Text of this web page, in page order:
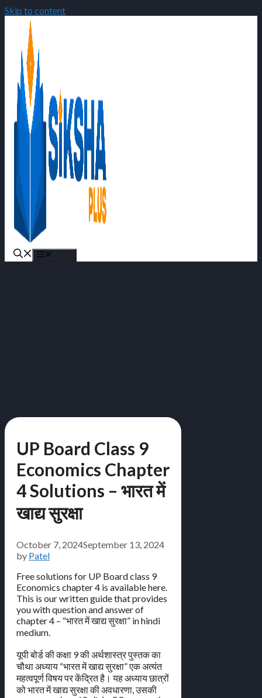
Skip to content
UP Board Class 9
Economics Chapter
4 Solutions – भारत में
खाद्य सुरक्षा
October 7, 2024September 13, 2024
by Patel
Free solutions for UP Board class 9
Economics chapter 4 is available here.
This is our written guide that provides
you with question and answer of
chapter 4 – “भारत में खाद्य सुरक्षा” in hindi
medium.
यूपी बोर्ड की कक्षा 9 की अर्थशास्त्र पुस्तक का
चौथा अध्याय “भारत में खाद्य सुरक्षा” एक अत्यंत
महत्वपूर्ण विषय पर केंद्रित है। यह अध्याय छात्रों
को भारत में खाद्य सुरक्षा की अवधारणा, उसकी